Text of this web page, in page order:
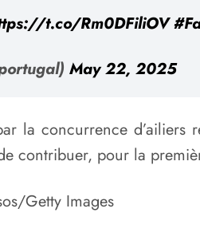
t.co/Rm0DFiliOV
May 22, 2025
la concurrence
contribuer, pour la
Getty Images